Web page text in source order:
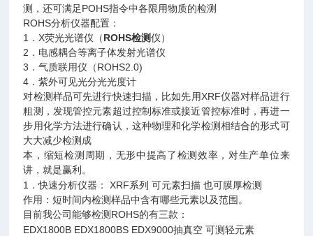
测，还可满足POHS指令中各限用物质的检测
ROHS分析仪器配置：
1 ．X荧光光谱仪（ROHS检测仪）
2 ．电感耦合等离子体发射光谱仪
3 ．气质联用仪（ROHS2.0)
4 ．紫外可见光分光光度计
对检测样品可先进行快速扫描，比如先用XRF仪器对样品进行
粗测，发现管控元素超过控制标准或接近管控标准时，再进一
步用化学方法进行确认，这种物理和化学检测相结合的形式可
大大减少检测成
本，缩短检测周期，无形中提高了检测效率，对生产单位来
讲，就是赢利。
1 ．快速分析仪器： XRF系列 可元素扫描 也可膜厚检测
作用：短时间内检测样品中含有哪些元素以及范围。
目前我公司能够检测 ROHS的有三款：
EDX1800B EDX1800BS EDX9000抽真空 可测轻元素